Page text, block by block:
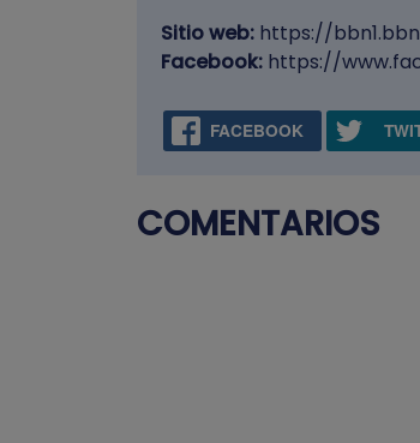
Sitio web: https://
Facebook: https://
FACEBOOK
COMENTARIOS